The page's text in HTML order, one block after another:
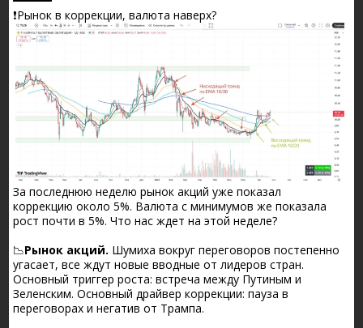
❗️Рынок в коррекции, валюта наверх?
За последнюю неделю рынок акций уже показал
коррекцию около 5%. Валюта с минимумов же показала
рост почти в 5%. Что нас ждет на этой неделе?
📉Рынок акций. Шумиха вокруг переговоров постепенно
угасает, все ждут новые вводные от лидеров стран.
Основный триггер роста: встреча между Путиным и
Зеленским. Основный драйвер коррекции: пауза в
переговорах и негатив от Трампа.